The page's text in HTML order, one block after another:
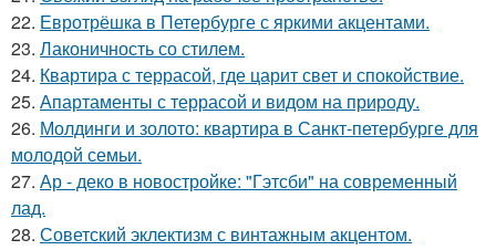
22. Евротрёшка в Петербурге с яркими акцентами.
23. Лаконичность со стилем.
24. Квартира с террасой, где царит свет и спокойствие.
25. Апартаменты с террасой и видом на природу.
26. Молдинги и золото: квартира в Санкт-петербурге для
молодой семьи.
27. Ар - деко в новостройке: "Гэтсби" на современный
лад.
28. Советский эклектизм с винтажным акцентом.